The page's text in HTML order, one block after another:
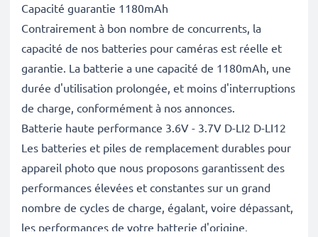
Capacité guarantie 1180mAh
Contrairement à bon nombre de concurrents, la
capacité de nos batteries pour caméras est réelle et
garantie. La batterie a une capacité de 1180mAh, une
durée d'utilisation prolongée, et moins d'interruptions
de charge, conformément à nos annonces.
Batterie haute performance 3.6V - 3.7V D-LI2 D-LI12
Les batteries et piles de remplacement durables pour
appareil photo que nous proposons garantissent des
performances élevées et constantes sur un grand
nombre de cycles de charge, égalant, voire dépassant,
les performances de votre batterie d'origine.